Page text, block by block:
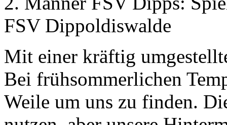
FSV Dippoldiswalde
Mit einer kräftig
Bei frühsommerlichen
Weile um uns zu finden.